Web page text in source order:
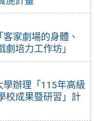
家劇場的身體、
培力工作坊」
辦理「115年高級
校成果暨研習」計